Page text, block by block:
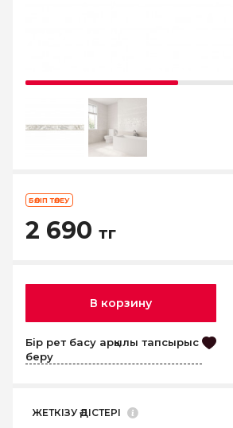
БӨЛІП ТӨЛЕУ
2 690 тг
В корзину
Бір рет басу арқылы тапсырыс
беру
ЖЕТКІЗУ ӘДІСТЕРІ